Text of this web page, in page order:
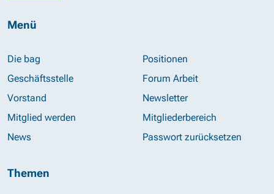
Menü
Die bag
Geschäftsstelle
Vorstand
Mitglied werden
News
Positionen
Forum Arbeit
Newsletter
Mitgliederbereich
Passwort zurücksetzen
Themen